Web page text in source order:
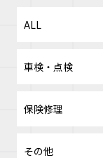
ALL
車検・点検
保険修理
その他